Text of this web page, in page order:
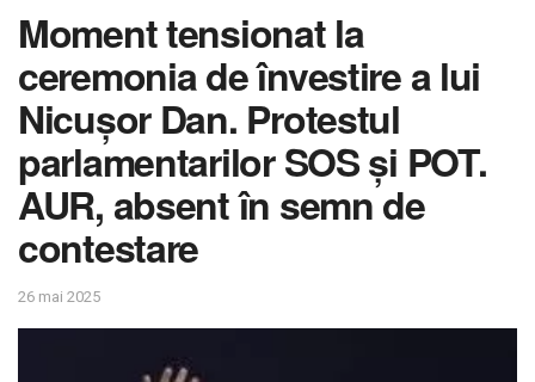
Moment tensionat la
ceremonia de învestire a lui
Nicușor Dan. Protestul
parlamentarilor SOS și POT.
AUR, absent în semn de
contestare
26 mai 2025